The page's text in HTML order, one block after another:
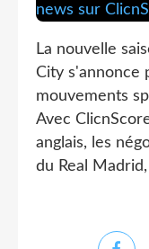
La nouvelle
City s'annonce
mouvements
Avec
anglais, les
du Real